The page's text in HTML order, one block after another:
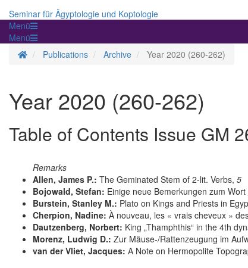
Seminar für Ägyptologie und Koptologie
Menü
Menü
Homepage
Publications Archive Year 2020 (260-262)
Year 2020 (260-262)
Table of Contents Issue GM
Remarks
Allen, James P.: The Geminated Stem of 2-lit. Verbs, 5
Bojowald, Stefan: Einige neue Bemerkungen zum Wort
Burstein, Stanley M.: Plato on Kings and Priests in
Cherpion, Nadine: À nouveau, les « vrais cheveux »
Dautzenberg, Norbert: King „Thamphthis“ in the 4th
Morenz, Ludwig D.: Zur Mäuse-/Rattenzeugung im
van der Vliet, Jacques: A Note on Hermopolite